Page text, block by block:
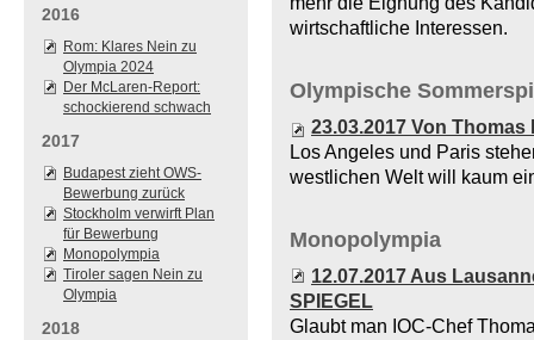
2016
Rom: Klares Nein zu
Olympia 2024
Der McLaren-Report:
schockierend schwach
2017
Budapest zieht OWS-
Bewerbung zurück
Stockholm verwirft Plan
für Bewerbung
Monopolympia
Tiroler sagen Nein zu
Olympia
2018
wirtschaftliche Interessen.
Olympische
23.03.2017 Von
Los Angeles und Paris
westlichen Welt will kaum
Monopolympia
12.07.2017 Aus
SPIEGEL
Glaubt man IOC-Chef